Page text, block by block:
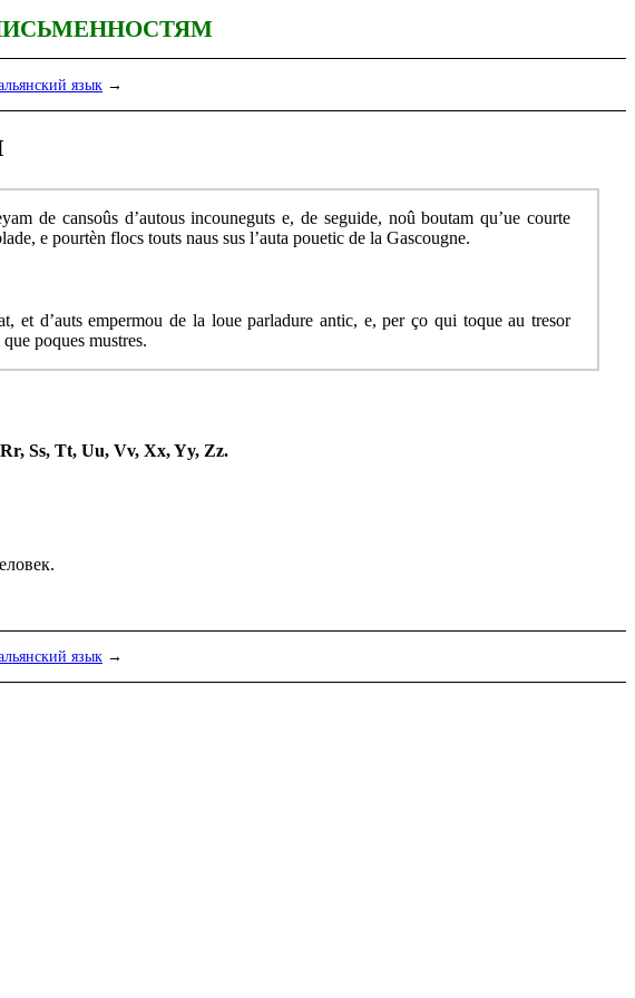
язык →
de cansoûs d’autous incouneguts e, de seguide, noû boutam qu’ue courte
e pourtèn flocs touts naus sus l’auta pouetic de la Gascougne.
et d’auts empermou de la loue parladure antic, e, per ço qui toque au tresor
poques mustres.
Ss, Tt, Uu, Vv, Xx, Yy, Zz.
язык →